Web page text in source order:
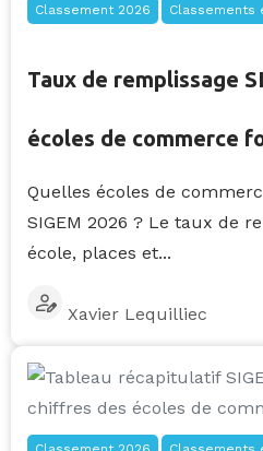
Classement 2026 Classements
Taux de remplissage
écoles de commerce
Quelles écoles de
SIGEM 2026 ? Le taux de
école, places et...
Xavier Lequilliec